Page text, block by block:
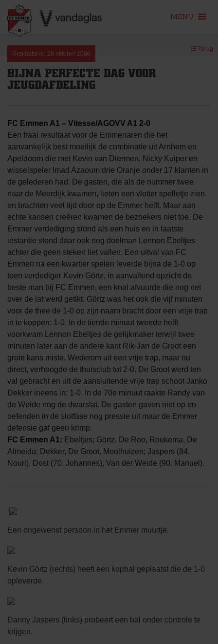
content
MENU
Geplaatst op 28 oktober 2006
Terug
BIJNA PERFECTE DAG VOOR
JEUGDAFDELING
FC Emmen A1 – Vitesse/AGOVV A1 2-0
Een fraai resultaat voor de Emmenaren die het
aanvankelijk best moeilijk de combinatie uit Arnhem en
Apeldoorn die met Kevin van Diermen, Nicky Kuiper en
wisselspeler Imad Azaoum drie Oranje onder 17 klanten in
de gelederen had. De gasten, die als de nummer twee
naar de Meerdijk kwamen, lieten een vlotter spelletje zien
en brachten veel tijd door op de Emmer helft. Maar aan
echte kansen creëren kwamen de bezoekers niet toe. De
Emmer verdediging stond als een huis en in laatste
instantie stond daar ook nog doelman Lennon Ebeltjes
achter die geen steken liet vallen. Een uitval van FC
Emmen na een kwartier spelen leverde bijna de 1-0 op
toen verdediger Kevin Görtz, in aanvallend opzicht de
beste man bij FC Emmen, een knal afvuurde die nog net
over de lat werd getikt. Görtz was het ook die vijf minuten
voor de thee de 1-0 op zijn naam bracht door een vrije trap
in te koppen: 1-0. In de tiende minuut tweede helft
voorkwam Lennon Ebeltjes de gelijkmaker terwijl twee
minuten later aan de andere kant Rik-Jan de Groot een
grote kans miste. Wederom uit een vrije trap, maar nu
direct, verhoogde de thuisclub tot 2-0. De Groot werd ten
val gebracht en uit de aansluitende vrije trap schoot Janko
Dekker ineens in: 1-0. In de 70e minuut raakte Randy van
de Weide nog de dwarslat. De gasten gaven niet op en
oefenden in de slotfase nog pressie uit maar de Emmer
defensie gaf geen krimp.
FC Emmen A1: Ebeltjes; Görtz, De Roo, Roukema, De
Almeida; Dekker, De Groot, Moolhuizen; Jaspers (84.
Nouri), Dost (70. Johannes), Van der Weide (90. Manuel).
Een ongewenst persoon in het Emmer muurtje.
Kevin Görtz (rechts) heeft een kopbal geplaatst die de 1-0
opleverde.
Danny Jaspers (links) probeert een bal onder controle te
krijgen.